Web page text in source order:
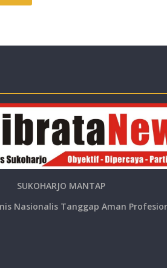
SUKOHARJO MANTAP
Nasionalis Tanggap Aman